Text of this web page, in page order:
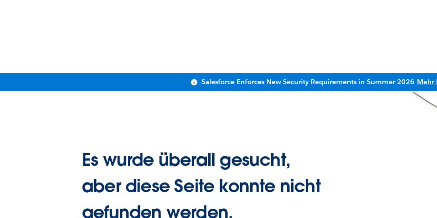
Salesforce Enforces New Security Requirements in Summer 2026 Mehr
Es wurde überall gesucht,
aber diese Seite konnte nicht
gefunden werden.